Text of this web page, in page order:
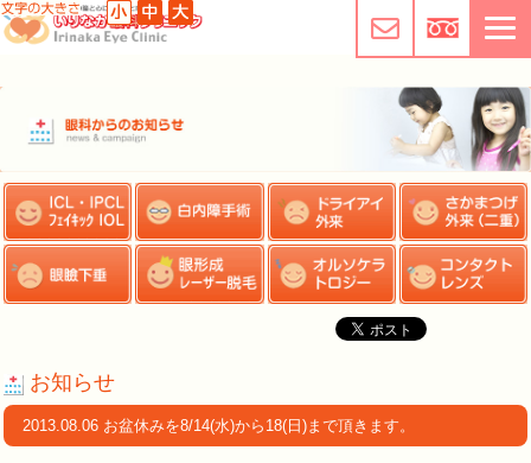
お知らせ
2013.08.06 お盆休みを8/14(水)から18(日)まで頂きます。